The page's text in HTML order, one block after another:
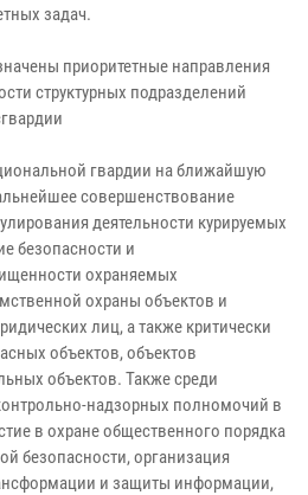
задач.
приоритетные направления
структурных подразделений
гвардии на ближайшую
совершенствование
деятельности курируемых
безопасности и
охраняемых
охраны объектов и
лиц, а также критически
объектов, объектов
объектов. Также среди
надзорных полномочий в
в охране общественного порядка
безопасности, организация
и защиты информации,